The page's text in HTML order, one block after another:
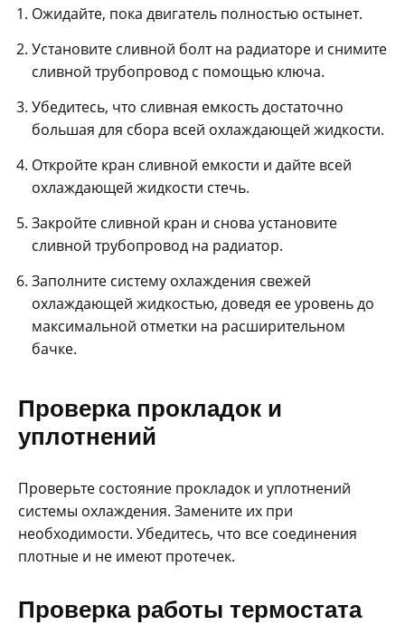
Ожидайте, пока двигатель полностью остынет.
Установите сливной болт на радиаторе и снимите
сливной трубопровод с помощью ключа.
Убедитесь, что сливная емкость достаточно
большая для сбора всей охлаждающей жидкости.
Откройте кран сливной емкости и дайте всей
охлаждающей жидкости стечь.
Закройте сливной кран и снова установите
сливной трубопровод на радиатор.
Заполните систему охлаждения свежей
охлаждающей жидкостью, доведя ее уровень до
максимальной отметки на расширительном
бачке.
Проверка прокладок и
уплотнений
Проверьте состояние прокладок и уплотнений
системы охлаждения. Замените их при
необходимости. Убедитесь, что все соединения
плотные и не имеют протечек.
Проверка работы термостата